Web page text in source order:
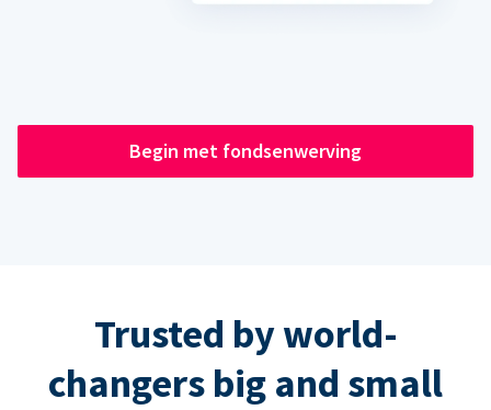
Begin met fondsenwerving
Trusted by world-
changers big and small